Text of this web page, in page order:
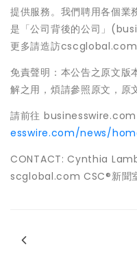
提供服務。我們聘用各個業
是「公司背後的公司」
更多請造訪cscglobal.com
免責聲明：本公告之原文版
解之用，煩請參照原文，原
請前往 businesswire.com
esswire.com/news/
CONTACT: Cynthia
scglobal.com CSC®新聞